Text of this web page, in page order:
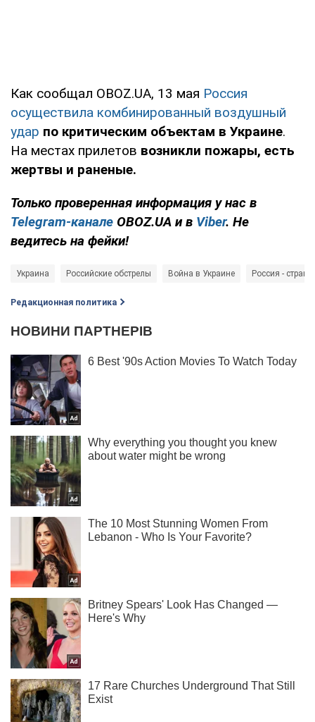
Как сообщал OBOZ.UA, 13 мая Россия
осуществила комбинированный воздушный
удар по критическим объектам в Украине.
На местах прилетов возникли пожары, есть
жертвы и раненые.
Только проверенная информация у нас в
Telegram-канале OBOZ.UA и в Viber. Не
ведитесь на фейки!
Украина Российские обстрелы Война в Украине Россия -
Редакционная политика